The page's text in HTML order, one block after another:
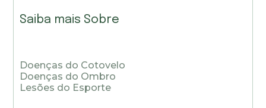
Saiba mais Sobre
Doenças do Cotovelo
Doenças do Ombro
Lesões do Esporte